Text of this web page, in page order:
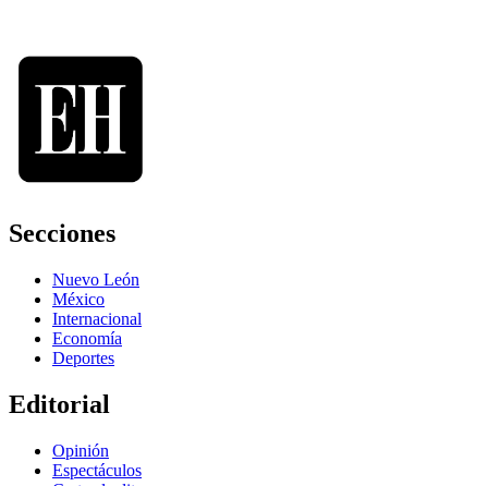
Secciones
Nuevo León
México
Internacional
Economía
Deportes
Editorial
Opinión
Espectáculos